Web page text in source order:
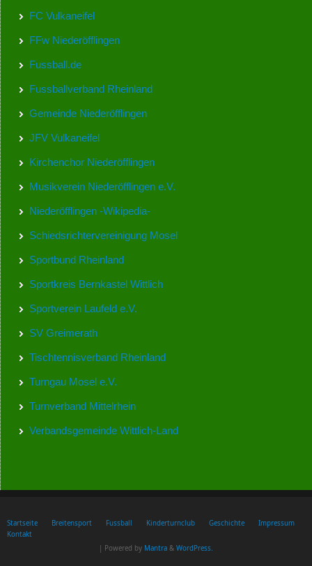
FC Vulkaneifel
FFw Niederöfflingen
Fussball.de
Fussballverband Rheinland
Gemeinde Niederöfflingen
JFV Vulkaneifel
Kirchenchor Niederöfflingen
Musikverein Niederöfflingen e.V.
Niederöfflingen -Wikipedia-
Schiedsrichtervereinigung Mosel
Sportbund Rheinland
Sportkreis Bernkastel Wittlich
Sportverein Laufeld e.V.
SV Greimerath
Tischtennisverband Rheinland
Turngau Mosel e.V.
Turnverband Mittelrhein
Verbandsgemeinde Wittlich-Land
Startseite Breitensport Fussball Kinderturnclub Geschichte
Impressum
Kontakt
| Powered by Mantra & WordPress.